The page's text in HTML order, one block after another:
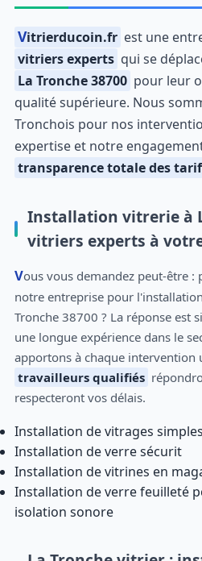
Vitrierducoin.fr est une
vitriers experts qui se
La Tronche 38700 pour leur
qualité supérieure. Nous
Tronchois pour nos
expertise et notre
transparence totale des
Installation vitrerie à
vitriers experts à
Vous vous demandez peut-être : pourquoi faire appel à
notre entreprise pour
Tronche 38700 ? La réponse est
une longue expérience dans le
apportons à chaque intervention
travailleurs qualifiés
respecteront vos délais.
Installation de vitrages
Installation de verre sécurit
Installation de vitrines en
Installation de verre feuilleté
isolation sonore